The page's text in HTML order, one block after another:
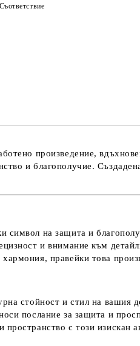
произведение,
и благополучие.
символ на защита и
и внимание към
правейки това
стойност и стил на вашия
послание за защита и
с този изискан